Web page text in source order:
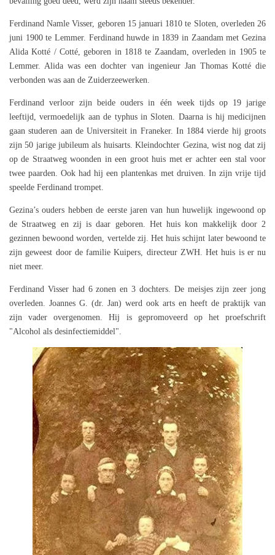
Ferdinand Namle Visser, geboren 15 januari 1810 te Sloten, overleden 26
juni 1900 te Lemmer. Ferdinand huwde in 1839 in Zaandam met Gezina
Alida Kotté / Cotté, geboren in 1818 te Zaandam, overleden in 1905 te
Lemmer. Alida was een dochter van ingenieur Jan Thomas Kotté die
verbonden was aan de Zuiderzeewerken.
Ferdinand verloor zijn beide ouders in één week tijds op 19 jarige
leeftijd, vermoedelijk aan de typhus in Sloten. Daarna is hij medicijnen
gaan studeren aan de Universiteit in Franeker. In 1884 vierde hij groots
zijn 50 jarige jubileum als huisarts. Kleindochter Gezina, wist nog dat zij
op de Straatweg woonden in een groot huis met er achter een stal voor
twee paarden. Ook had hij een plantenkas met druiven. In zijn vrije tijd
speelde Ferdinand trompet.
Gezina’s ouders hebben de eerste jaren van hun huwelijk ingewoond op
de Straatweg en zij is daar geboren. Het huis kon makkelijk door 2
gezinnen bewoond worden, vertelde zij. Het huis schijnt later bewoond te
zijn geweest door de familie Kuipers, directeur ZWH. Het huis is er nu
niet meer.
Ferdinand Visser had 6 zonen en 3 dochters. De meisjes zijn zeer jong
overleden. Joannes G. (dr. Jan) werd ook arts en heeft de praktijk van
zijn vader overgenomen. Hij is gepromoveerd op het proefschrift
"Alcohol als desinfectiemiddel".